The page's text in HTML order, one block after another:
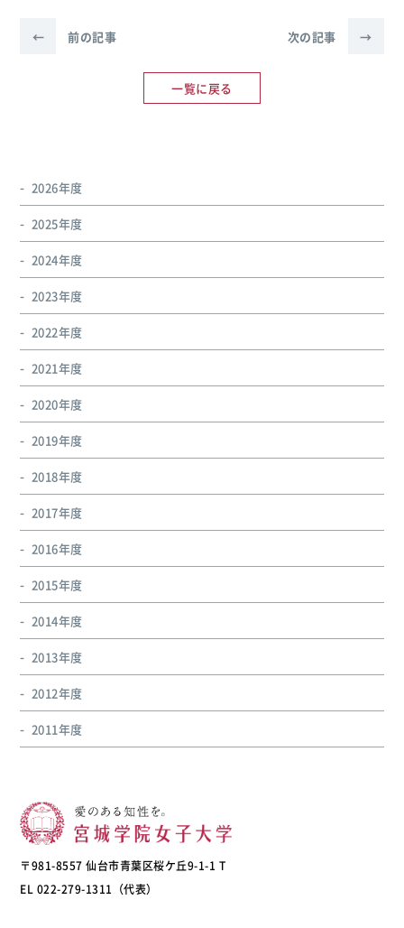
← 前の記事
一覧に戻る
次の記事 →
2026年度
2025年度
2024年度
2023年度
2022年度
2021年度
2020年度
2019年度
2018年度
2017年度
2016年度
2015年度
2014年度
2013年度
2012年度
2011年度
〒981-8557 仙台市青葉区桜ケ丘9-1-1 T
EL 022-279-1311（代表）